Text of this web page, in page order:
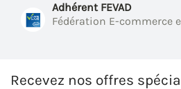
Adhérent FEVAD
Fédération E-commerce
Recevez nos offres